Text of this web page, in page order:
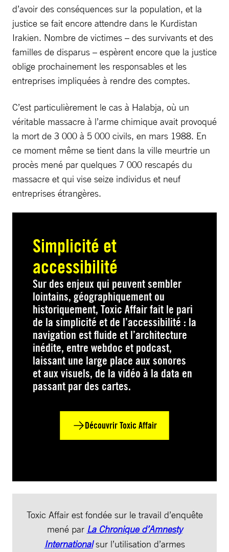
d’avoir des conséquences sur la population, et la
justice se fait encore attendre dans le Kurdistan
Irakien. Nombre de victimes – des survivants et des
familles de disparus – espèrent encore que la justice
oblige prochainement les responsables et les
entreprises impliquées à rendre des comptes.
C’est particulièrement le cas à Halabja, où un
véritable massacre à l’arme chimique avait provoqué
la mort de 3 000 à 5 000 civils, en mars 1988. En
ce moment même se tient dans la ville meurtrie un
procès mené par quelques 7 000 rescapés du
massacre et qui vise seize individus et neuf
entreprises étrangères.
Simplicité et
accessibilité
Sur des enjeux qui peuvent sembler
lointains, géographiquement ou
historiquement, Toxic Affair fait le pari
de la simplicité et de l’accessibilité : la
navigation est fluide et l’architecture
inédite, entre webdoc et podcast,
laissant une large place aux sonores
et aux visuels, de la vidéo à la data en
passant par des cartes.
Découvrir Toxic Affair
Toxic Affair est fondée sur le travail d’enquête
mené par La Chronique d’Amnesty
Internationalsur l’utilisation d’armes